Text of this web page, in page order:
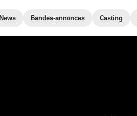
News Bandes-annonces Casting